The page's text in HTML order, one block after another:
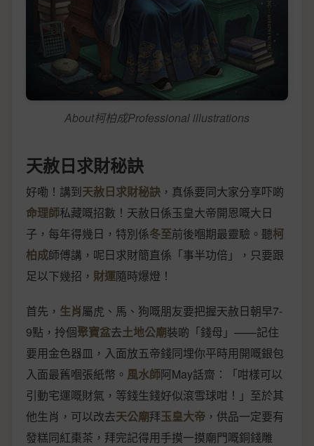
About柯柏成Professional illustrations
天赦日求財秘訣
好嘞！講到天赦日求財秘訣 ，真係要同大家分享吓啲
命理師私藏嘅招數！天赦日係玉皇大帝開恩嘅大日
子，每年得幾日，特別係冬至前後嗰期最靈驗。聽柯
柏成師傅講，呢日求財簡直係「事半功倍」，只要跟
足以下幾招， 財運隨時爆燈！
首先， 生肖屬虎、馬、狗嘅朋友要把握天赦日朝早7-
9點，拎個聚寶盆去土地公廟裝啲「錢母」——記住
要用金色器皿，入面放五帝錢同埋你平時用開嘅銀包
入面最舊嗰張紙幣。 風水師阿May話齋：「咁樣可以
引動宅運嘅財氣，等錢生錢好似滾雪球咁！」至於其
他生肖，可以改去天公廟拜玉皇大帝 ，供品一定要有
發糕同紅棗茶，拜完記得用手摸一摸廟門嘅銅錢雕